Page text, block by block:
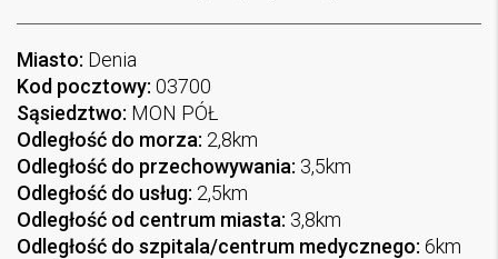
Miasto: Denia
Kod pocztowy: 03700
Sąsiedztwo: MON PÓŁ
Odległość do morza: 2,8km
Odległość do przechowywania: 3,5km
Odległość do usług: 2,5km
Odległość od centrum miasta: 3,8km
Odległość do szpitala/centrum medycznego: 6km